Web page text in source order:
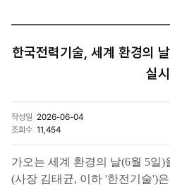
한국전력기술, 세계 환경의
실시
작성일 2026-06-04
조회수 11,454
가오는 세계 환경의 날(6월 5일
(사장 김태균, 이하 '한전기술')